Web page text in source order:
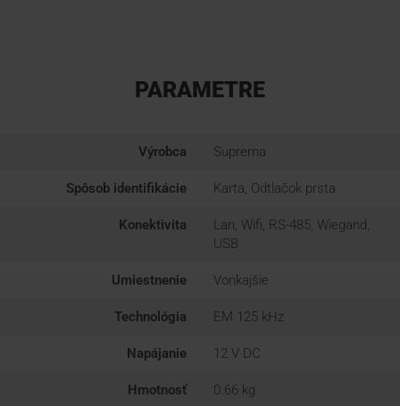
PARAMETRE
Výrobca Suprema
Spôsob identifikácie Karta, Odtlačok prsta
Konektivita
Lan, Wifi, RS-485, Wiegand,
USB
Umiestnenie Vonkajšie
Technológia EM 125 kHz
Napájanie 12 V DC
Hmotnosť 0.66 kg